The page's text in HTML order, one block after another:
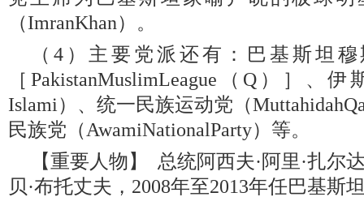
（ImranKhan）。
（4）主要党派还有：巴基斯坦
［PakistanMuslimLeague（Q）］、
Islami）、统一民族运动党（
民族党（AwamiNationalParty）等。
【重要人物】 总统阿西夫·阿里·扎尔
贝·布托丈夫，2008年至2013年任巴基斯